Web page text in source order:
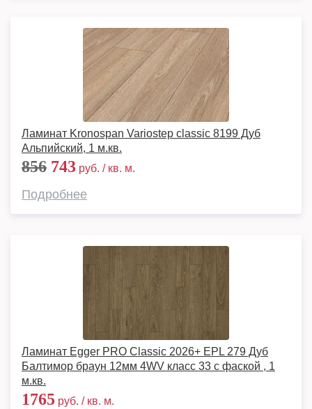
Ламинат Kronospan Variostep classic 8199 Дуб
Альпийский, 1 м.кв.
856 743 руб. / кв. м.
Подробнее
Ламинат Egger PRO Classic 2026+ EPL 279 Дуб
Балтимор браун 12мм 4WV класс 33 с фаской , 1
м.кв.
1765 руб. / кв. м.